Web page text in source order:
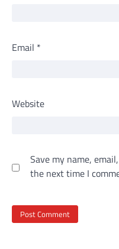
Email *
Website
Save my name,
the next time I